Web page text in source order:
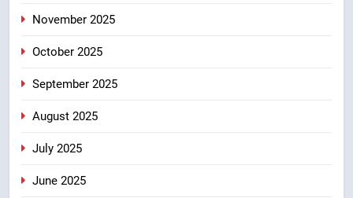
November 2025
October 2025
September 2025
August 2025
July 2025
June 2025